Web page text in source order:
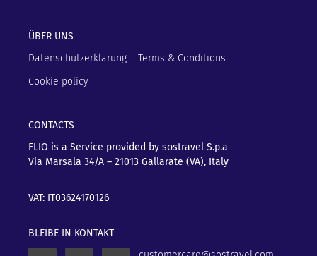
ÜBER UNS
Datenschutzerklärung
Terms & Conditions
Cookie policy
CONTACTS
FLIO is a Service provided by sostravel S.p.a
Via Marsala 34/A – 21013 Gallarate (VA), Italy
VAT: IT03624170126
BLEIBE IN KONTAKT